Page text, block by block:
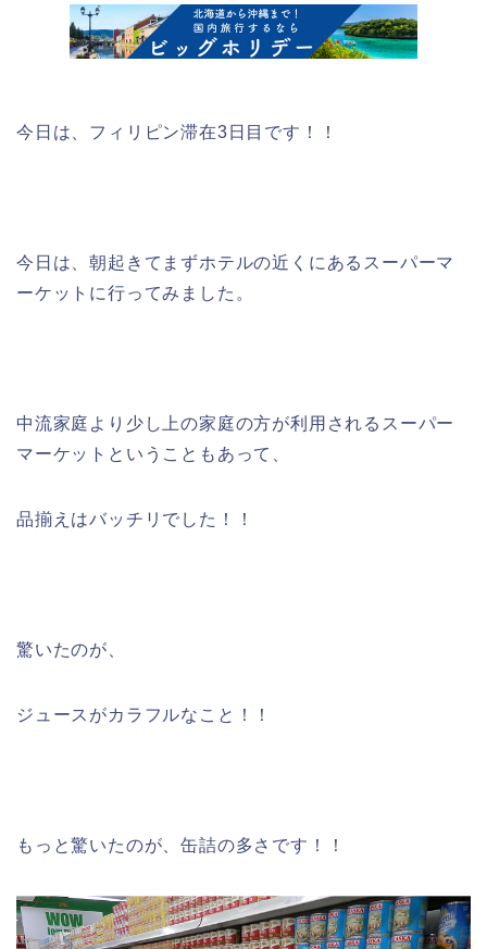
今日は、フィリピン滞在3日目です！！
今日は、朝起きてまずホテルの近くにあるスーパーマ
ーケットに行ってみました。
中流家庭より少し上の家庭の方が利用されるスーパー
マーケットということもあって、
品揃えはバッチリでした！！
驚いたのが、
ジュースがカラフルなこと！！
もっと驚いたのが、缶詰の多さです！！